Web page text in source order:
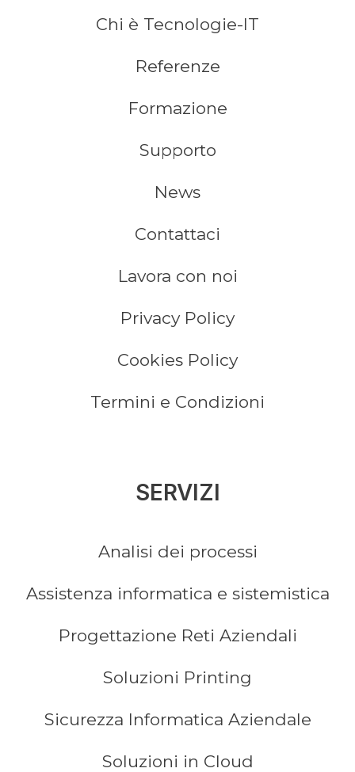
Chi è Tecnologie-IT
Referenze
Formazione
Supporto
News
Contattaci
Lavora con noi
Privacy Policy
Cookies Policy
Termini e Condizioni
SERVIZI
Analisi dei processi
Assistenza informatica e sistemistica
Progettazione Reti Aziendali
Soluzioni Printing
Sicurezza Informatica Aziendale
Soluzioni in Cloud